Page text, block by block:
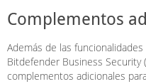
Complementos
Además de las
Bitdefender Business Security
complementos adicionales